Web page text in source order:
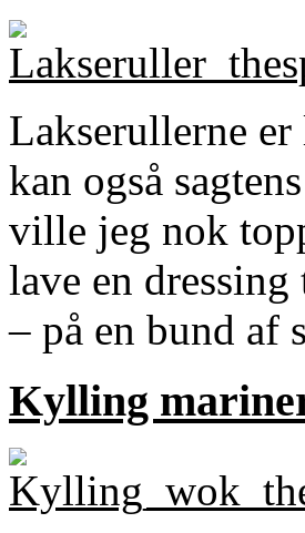
Lakserullerne
kan også
ville jeg nok
lave en
– på en bund af
Kylling